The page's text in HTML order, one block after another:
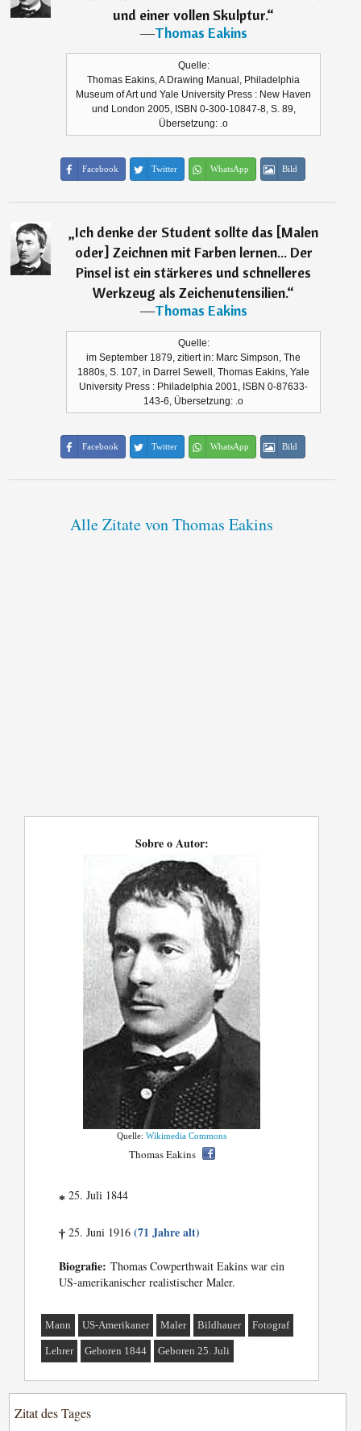
und einer vollen Skulptur.“
―Thomas Eakins
Quelle:
Thomas Eakins, A Drawing Manual, Philadelphia
Museum of Art und Yale University Press : New Haven
und London 2005, ISBN 0-300-10847-8, S. 89,
Übersetzung: .o
Facebook Twitter WhatsApp Bild
„Ich denke der Student sollte das [Malen
oder] Zeichnen mit Farben lernen... Der
Pinsel ist ein stärkeres und schnelleres
Werkzeug als Zeichenutensilien.“
―Thomas Eakins
Quelle:
im September 1879, zitiert in: Marc Simpson, The
1880s, S. 107, in Darrel Sewell, Thomas Eakins, Yale
University Press : Philadelphia 2001, ISBN 0-87633-
143-6, Übersetzung: .o
Facebook Twitter WhatsApp Bild
Alle Zitate von Thomas Eakins
Sobre o Autor:
Quelle:Wikimedia Commons
Thomas Eakins
* 25. Juli 1844
† 25. Juni 1916(71 Jahre alt)
Biografie: Thomas Cowperthwait Eakins war ein
US-amerikanischer realistischer Maler.
Mann US-Amerikaner Maler Bildhauer Fotograf
Lehrer Geboren 1844 Geboren 25. Juli
Zitat des Tages